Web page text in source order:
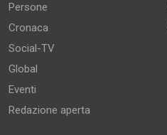
Persone
Cronaca
Social-TV
Global
Eventi
Redazione aperta